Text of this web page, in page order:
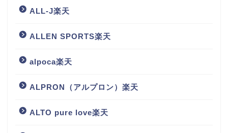
ALL-J楽天
ALLEN SPORTS楽天
alpoca楽天
ALPRON（アルプロン）楽天
ALTO pure love楽天